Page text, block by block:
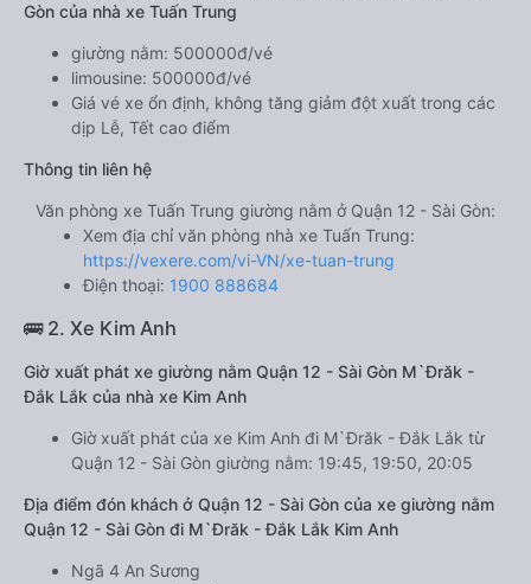
Gòn của nhà xe Tuấn Trung
giường nằm: 500000đ/vé
limousine: 500000đ/vé
Giá vé xe ổn định, không tăng giảm đột xuất trong các
dịp Lễ, Tết cao điểm
Thông tin liên hệ
Văn phòng xe Tuấn Trung giường nằm ở Quận 12 - Sài Gòn:
Xem địa chỉ văn phòng nhà xe Tuấn Trung:
https://vexere.com/vi-VN/xe-tuan-trung
Điện thoại: 1900 888684
🚌 2. Xe Kim Anh
Giờ xuất phát xe giường nằm Quận 12 - Sài Gòn M`Đrăk -
Đắk Lắk của nhà xe Kim Anh
Giờ xuất phát của xe Kim Anh đi M`Đrăk - Đắk Lắk từ
Quận 12 - Sài Gòn giường nằm: 19:45, 19:50, 20:05
Địa điểm đón khách ở Quận 12 - Sài Gòn của xe giường nằm
Quận 12 - Sài Gòn đi M`Đrăk - Đắk Lắk Kim Anh
Ngã 4 An Sương